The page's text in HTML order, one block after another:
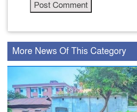
More News Of This Category